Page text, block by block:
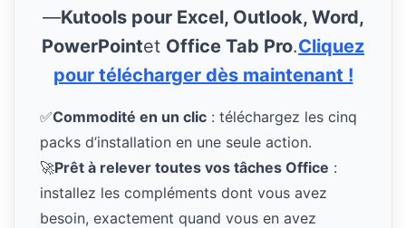
—Kutools pour Excel, Outlook, Word,
PowerPointet Office Tab Pro.Cliquez
pour télécharger dès maintenant !
✅Commodité en un clic : téléchargez les cinq
packs d’installation en une seule action.
🚀Prêt à relever toutes vos tâches Office :
installez les compléments dont vous avez
besoin, exactement quand vous en avez